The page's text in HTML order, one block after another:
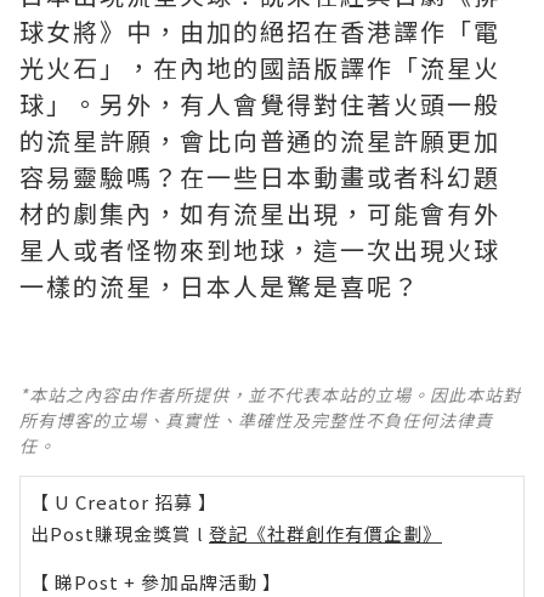
球女將》中，由加的絕招在香港譯作「電
光火石」，在內地的國語版譯作「流星火
球」。另外，有人會覺得對住著火頭一般
的流星許願，會比向普通的流星許願更加
容易靈驗嗎？在一些日本動畫或者科幻題
材的劇集內，如有流星出現，可能會有外
星人或者怪物來到地球，這一次出現火球
一樣的流星，日本人是驚是喜呢？
*本站之內容由作者所提供，並不代表本站的立場。因此本站對
所有博客的立場、真實性、準確性及完整性不負任何法律責
任。
【 U Creator 招募 】
出Post賺現金獎賞 l 登記《社群創作有價企劃》
【 睇Post + 參加品牌活動 】